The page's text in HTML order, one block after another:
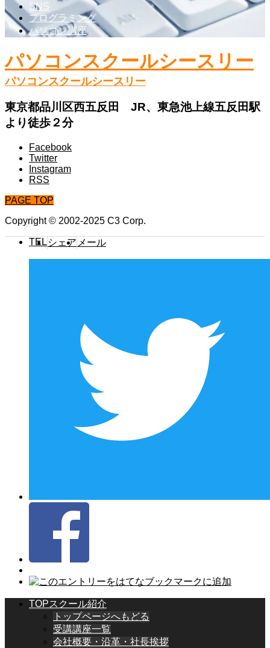
SNS
プログラミング
パソコン講座
パソコンスクールシースリー
パソコンスクールシースリー
東京都品川区西五反田 JR、東急池上線五反田駅
より徒歩２分
Facebook
Twitter
Instagram
RSS
PAGE TOP
Copyright © 2002-2025 C3 Corp.
TEL シェア メール
TOPスクール紹介
トップページへもどる
受講講座一覧
会社概要・沿革・社長挨拶